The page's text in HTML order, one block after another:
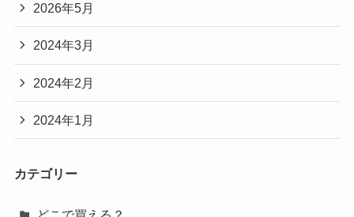
2026年5月
2024年3月
2024年2月
2024年1月
カテゴリー